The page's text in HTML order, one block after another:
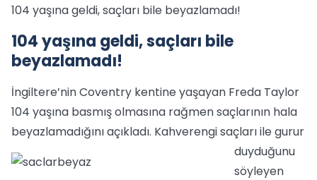
104 yaşına geldi, saçları bile beyazlamadı!
104 yaşına geldi, saçları bile
beyazlamadı!
İngiltere’nin Coventry kentine yaşayan Freda Taylor
104 yaşına basmış olmasına rağmen saçlarının hala
beyazlamadığını açıkladı. Kahverengi saçları ile gurur
duyduğunu
söyleyen